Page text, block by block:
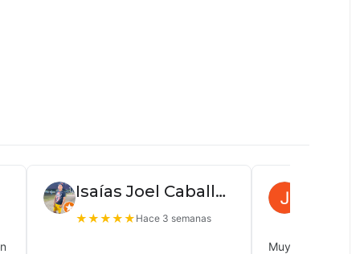
Isaías Joel Caballero
★★★★★ Hace 3 semanas
Muy buena